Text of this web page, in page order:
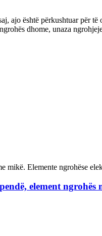
ajo është përkushtuar për të
dhome, unaza
element ngrohës